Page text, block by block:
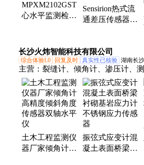
MPXM2102GST1
心水平监测检测
Sensirion热式流
通差压传感器风
长沙火炜智能科技有限公司
综合体验L0 回复及时 真实性已核验 湖南长沙
主营： 裂缝计、倾角计、渗压计、
器、安全监测系统、钢筋计、锚索
钢尺水位计
土木工程监测仪
器厂家倾角计高
振弦式应变计混
凝土表面桥梁衬